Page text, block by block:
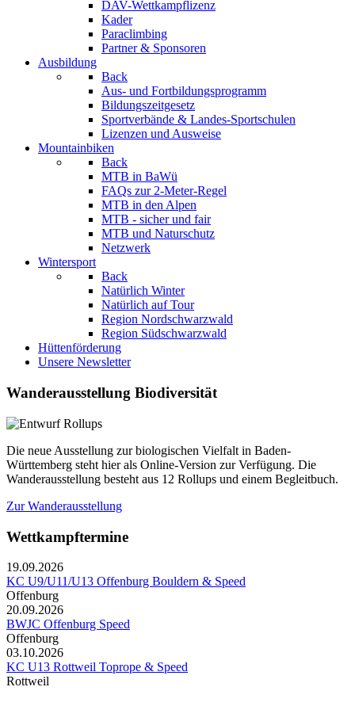
DAV-Wettkampflizenz
Kader
Paraclimbing
Partner & Sponsoren
Ausbildung
Back
Aus- und Fortbildungsprogramm
Bildungszeitgesetz
Sportverbände & Landes-Sportschulen
Lizenzen und Ausweise
Mountainbiken
Back
MTB in BaWü
FAQs zur 2-Meter-Regel
MTB in den Alpen
MTB - sicher und fair
MTB und Naturschutz
Netzwerk
Wintersport
Back
Natürlich Winter
Natürlich auf Tour
Region Nordschwarzwald
Region Südschwarzwald
Hüttenförderung
Unsere Newsletter
Wanderausstellung Biodiversität
Die neue Ausstellung zur biologischen Vielfalt in Baden-
Württemberg steht hier als Online-Version zur Verfügung. Die
Wanderausstellung besteht aus 12 Rollups und einem Begleitbuch.
Zur Wanderausstellung
Wettkampftermine
19.09.2026
KC U9/U11/U13 Offenburg Bouldern & Speed
Offenburg
20.09.2026
BWJC Offenburg Speed
Offenburg
03.10.2026
KC U13 Rottweil Toprope & Speed
Rottweil